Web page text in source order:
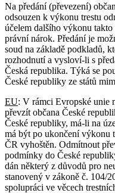
Na předání (převezení)
odsouzen k výkonu trestu
účelem dalšího výkonu
právní nárok. Předání je
soud na základě podkladů,
rozhodnutí a vysloví-li s
Česká republika. Týká se
České republiky ze států
EU: V rámci Evropské unie
převzít občana České
České republiky, má-li na
má být po ukončení výkonu
ČR vyhoštěn. Odmítnout
podmínky do České
dán některý z důvodů pro
stanovený v zákoně č. 104/
spolupráci ve věcech